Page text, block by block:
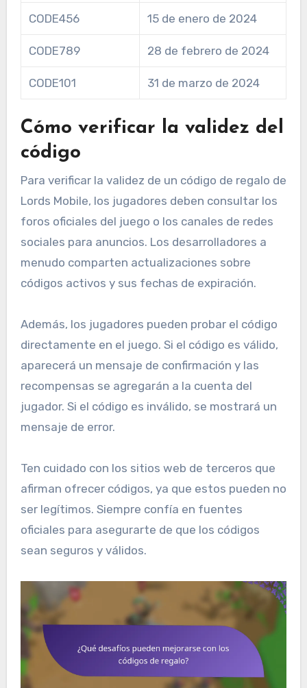
CODE456 15 de enero de 2024
CODE789 28 de febrero de 2024
CODE101 31 de marzo de 2024
Cómo verificar la validez del
código
Para verificar la validez de un código de regalo de
Lords Mobile, los jugadores deben consultar los
foros oficiales del juego o los canales de redes
sociales para anuncios. Los desarrolladores a
menudo comparten actualizaciones sobre
códigos activos y sus fechas de expiración.
Además, los jugadores pueden probar el código
directamente en el juego. Si el código es válido,
aparecerá un mensaje de confirmación y las
recompensas se agregarán a la cuenta del
jugador. Si el código es inválido, se mostrará un
mensaje de error.
Ten cuidado con los sitios web de terceros que
afirman ofrecer códigos, ya que estos pueden no
ser legítimos. Siempre confía en fuentes
oficiales para asegurarte de que los códigos
sean seguros y válidos.